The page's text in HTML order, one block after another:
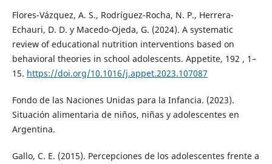
Flores-Vázquez, A. S., Rodríguez-Rocha, N. P., Herrera-
Echauri, D. D. y Macedo-Ojeda, G. (2024). A systematic
review of educational nutrition interventions based on
behavioral theories in school adolescents. Appetite, 192 , 1–
15. https://doi.org/10.1016/j.appet.2023.107087
Fondo de las Naciones Unidas para la Infancia. (2023).
Situación alimentaria de niños, niñas y adolescentes en
Argentina.
Gallo, C. E. (2015). Percepciones de los adolescentes frente a